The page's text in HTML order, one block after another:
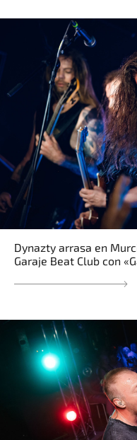
Dynazty arrasa en
Garaje Beat Club con